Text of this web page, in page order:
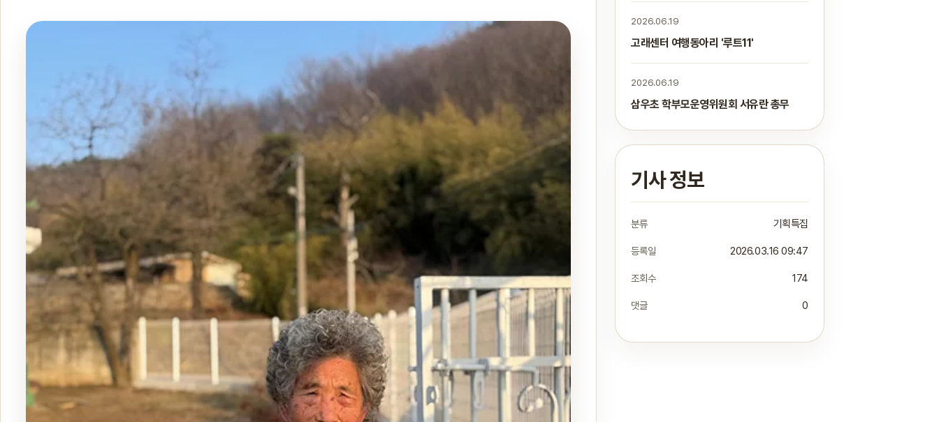
2026.06.19
고래센터 여행동아리 '루트11'
2026.06.19
삼우초 학부모운영위원회 서유란 총무
기사 정보
분류 기획특집
등록일 2026.03.16 09:47
조회수 174
댓글 0